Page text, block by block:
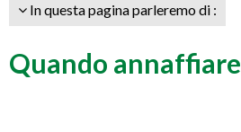
In questa pagina parleremo di :
Quando annaffiare